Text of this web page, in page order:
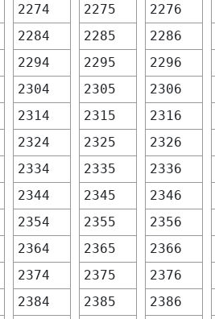
2274 2275
2276
2284 2285
2286
2294 2295
2296
2304 2305
2306
2314 2315
2316
2324 2325
2326
2334 2335
2336
2344 2345
2346
2354 2355
2356
2364 2365
2366
2374 2375
2376
2384 2385
2386